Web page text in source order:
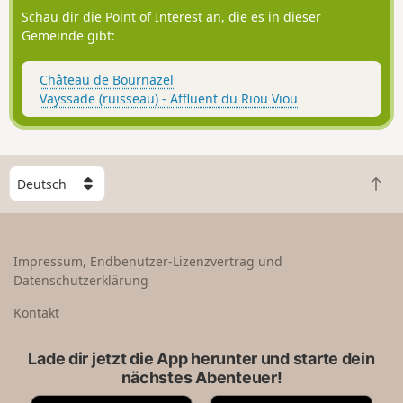
Schau dir die Point of Interest an, die es in dieser
Gemeinde gibt:
Château de Bournazel
Vayssade (ruisseau) - Affluent du Riou Viou
W
ä
h
e
n
Z
u
Impressum, Endbenutzer-Lizenzvertrag und
Datenschutzerklärung
Kontakt
Lade dir jetzt die App herunter und starte dein
nächstes Abenteuer!